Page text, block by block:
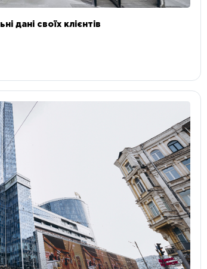
дані своїх клієнтів